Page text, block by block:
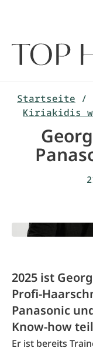
Startseite /
Kiriakidis
2025 ist
Profi-
Panasonic
Know-how
Er ist bereits